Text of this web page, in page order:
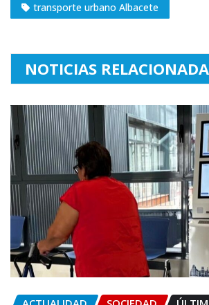
transporte urbano Albacete
NOTICIAS